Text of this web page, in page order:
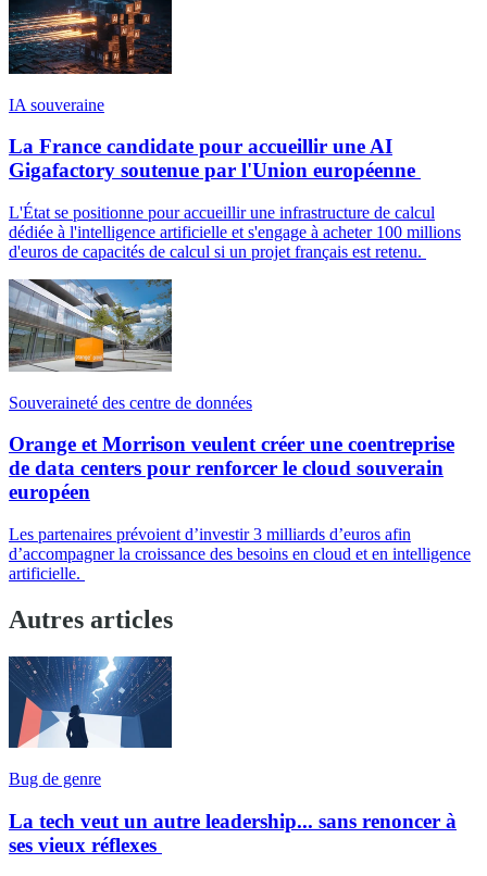
IA souveraine
La France candidate pour accueillir une AI
Gigafactory soutenue par l'Union européenne
L'État se positionne pour accueillir une infrastructure de calcul
dédiée à l'intelligence artificielle et s'engage à acheter 100 millions
d'euros de capacités de calcul si un projet français est retenu.
Souveraineté des centre de données
Orange et Morrison veulent créer une coentreprise
de data centers pour renforcer le cloud souverain
européen
Les partenaires prévoient d’investir 3 milliards d’euros afin
d’accompagner la croissance des besoins en cloud et en intelligence
artificielle.
Autres articles
Bug de genre
La tech veut un autre leadership... sans renoncer à
ses vieux réflexes